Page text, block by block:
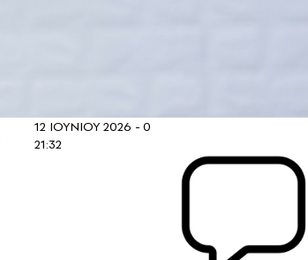
12 ΙΟΥΝΙΟΥ 2026 -
21:32
0